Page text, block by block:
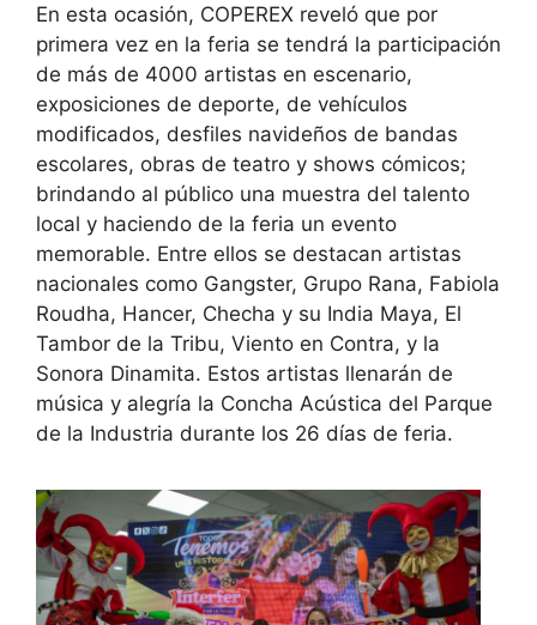
En esta ocasión, COPEREX reveló que por
primera vez en la feria se tendrá la participación
de más de 4000 artistas en escenario,
exposiciones de deporte, de vehículos
modificados, desfiles navideños de bandas
escolares, obras de teatro y shows cómicos;
brindando al público una muestra del talento
local y haciendo de la feria un evento
memorable. Entre ellos se destacan artistas
nacionales como Gangster, Grupo Rana, Fabiola
Roudha, Hancer, Checha y su India Maya, El
Tambor de la Tribu, Viento en Contra, y la
Sonora Dinamita. Estos artistas llenarán de
música y alegría la Concha Acústica del Parque
de la Industria durante los 26 días de feria.